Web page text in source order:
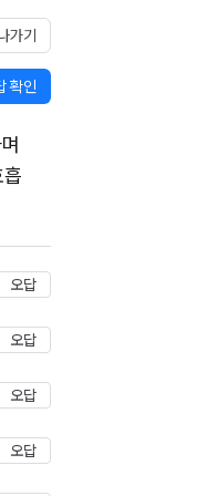
가기
확인
저장
오답
오답
오답
오답